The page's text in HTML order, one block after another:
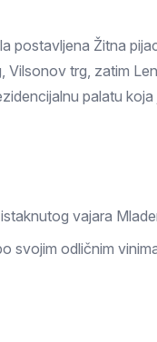
postavljena Žitna
Vilsonov trg, zatim
palatu
vajara
svojim odličnim